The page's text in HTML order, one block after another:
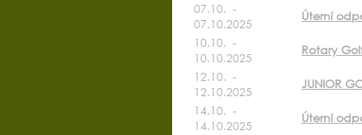
07.10. -
07.10.2025
Úterní
10.10. -
10.10.2025
Rotary
12.10. -
12.10.2025
JUNIOR
14.10. -
14.10.2025
Úterní